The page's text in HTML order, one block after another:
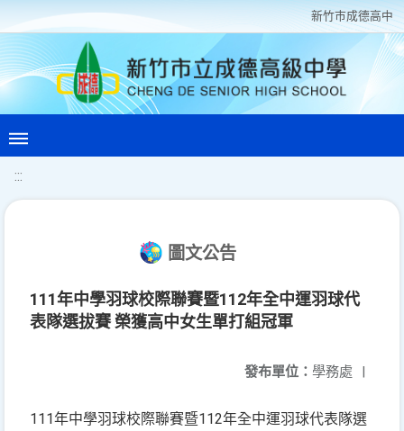
新竹巿成德高中
:::
圖文公告
111年中學羽球校際聯賽暨112年全中運羽球代
表隊選拔賽 榮獲高中女生單打組冠軍
發布單位： 學務處 |
111年中學羽球校際聯賽暨112年全中運羽球代表隊選